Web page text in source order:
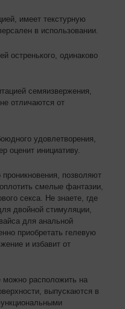
имеет текстурную
в использовании.
остренького, одинаково
семяизвержения,
отличаются от
удовлетворения,
оценит инициативу.
позволяют
смелые фантазии,
секса. Не знаете, где
двойной стимуляции,
для анальной
приобретать гелевую
и избавит от
можно расположить на
выпускаются в